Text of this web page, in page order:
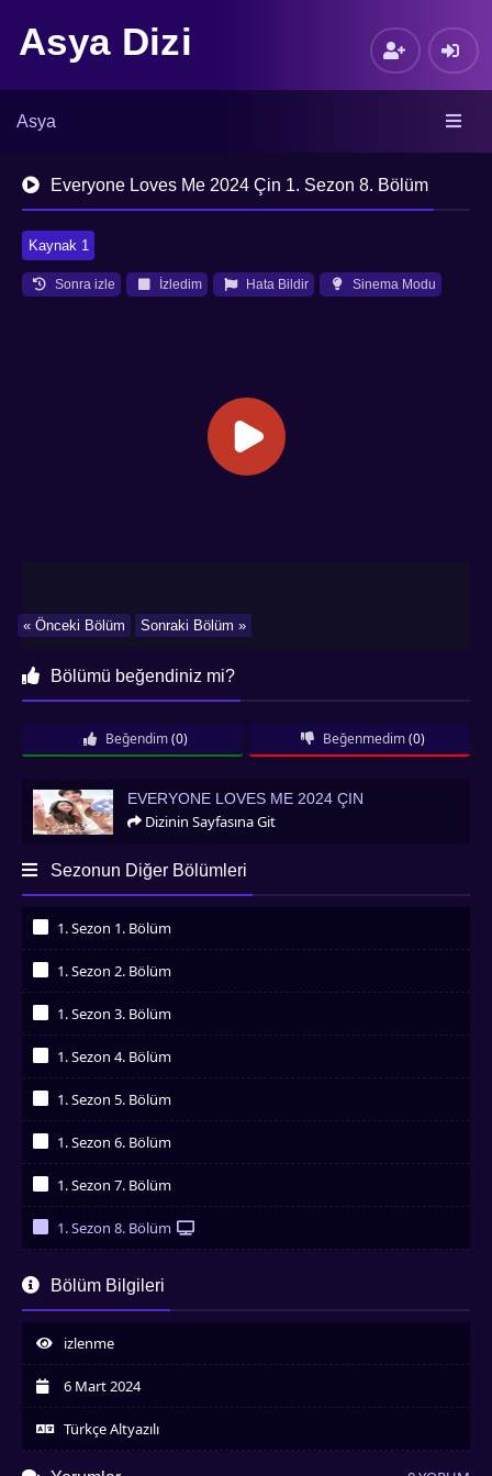
Asya Dizi
Asya
Everyone Loves Me 2024 Çin 1. Sezon 8. Bölüm
Kaynak 1
Sonra izle İzledim Hata Bildir Sinema Modu
Sonraki Bölüm »
« Önceki Bölüm
Bölümü beğendiniz mi?
Beğendim (0) Beğenmedim (0)
Everyone Loves Me 2024 Çin
EVERYONE LOVES ME 2024 ÇIN
Dizinin Sayfasına Git
Sezonun Diğer Bölümleri
1. Sezon 1. Bölüm
1. Sezon 2. Bölüm
1. Sezon 3. Bölüm
1. Sezon 4. Bölüm
1. Sezon 5. Bölüm
1. Sezon 6. Bölüm
1. Sezon 7. Bölüm
1. Sezon 8. Bölüm
İzledim
İzledim
1. Sezon 10. Bölüm
İzledim
İzledim
İzledim
1. Sezon 13. Bölüm
Bölüm Bilgileri
izlenme
6 Mart 2024
Türkçe Altyazılı